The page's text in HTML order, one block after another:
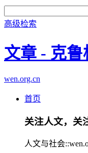
高级检索
文章 - 克
wen.org.cn
首页
关注人文，关
人文与社会